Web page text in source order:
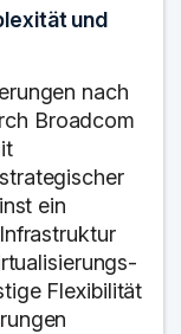
und
nach
Broadcom
ein
Flexibilität